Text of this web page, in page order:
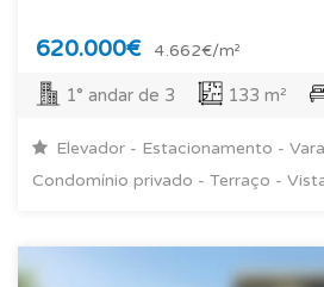
620.000€ 4.662€/m²
1° andar de 3 133 m²
Elevador - Estacionamento -
Condomínio privado - Terraço -